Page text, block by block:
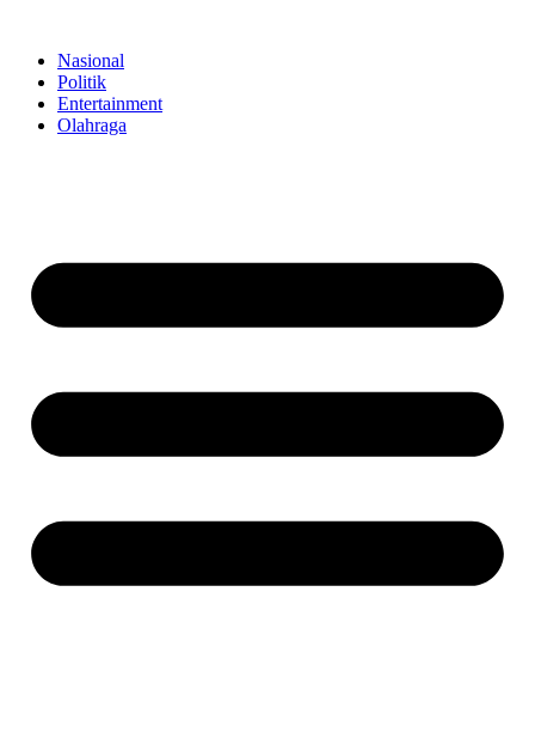
contentNasional
Politik
Entertainment
Olahraga